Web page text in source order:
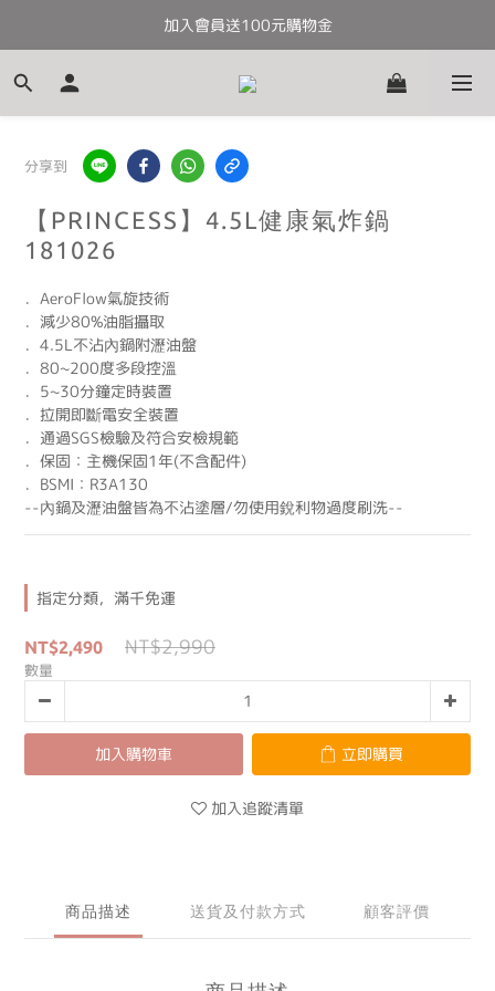
全館滿千免運
加入會員送100元購物金
全館滿千免運
分享到
【PRINCESS】4.5L健康氣炸鍋
181026
．AeroFlow氣旋技術
．減少80%油脂攝取
．4.5L不沾內鍋附瀝油盤
．80~200度多段控溫
．5~30分鐘定時裝置
．拉開即斷電安全裝置
．通過SGS檢驗及符合安檢規範
．保固：主機保固1年(不含配件)
．BSMI：R3A130
--內鍋及瀝油盤皆為不沾塗層/勿使用銳利物過度刷洗--
指定分類，滿千免運
NT$2,490 NT$2,990
數量
加入購物車 立即購買
加入追蹤清單
商品描述 送貨及付款方式 顧客評價